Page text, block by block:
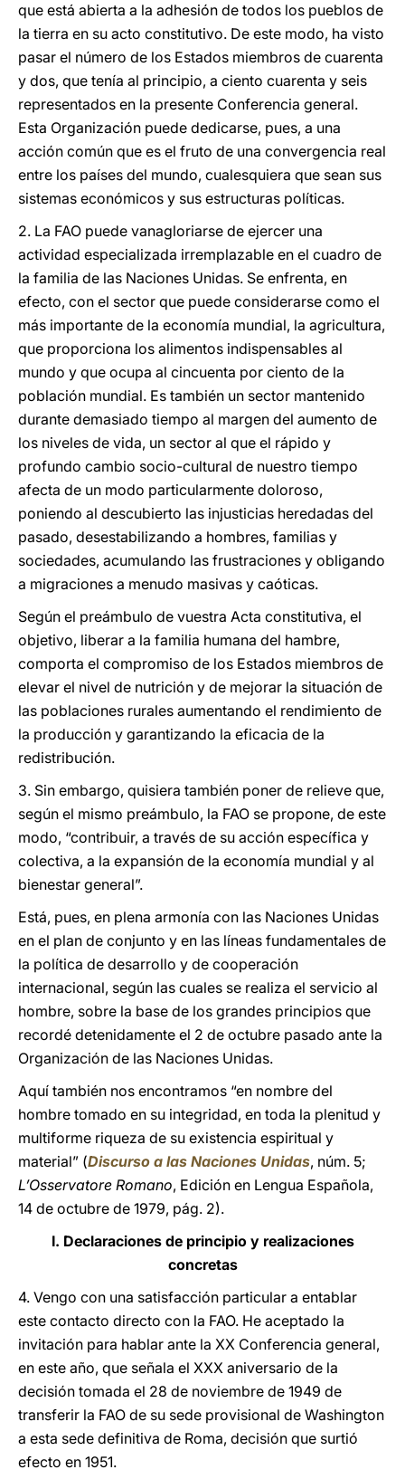
que está abierta a la adhesión de todos los pueblos de
la tierra en su acto constitutivo. De este modo, ha visto
pasar el número de los Estados miembros de cuarenta
y dos, que tenía al principio, a ciento cuarenta y seis
representados en la presente Conferencia general.
Esta Organización puede dedicarse, pues, a una
acción común que es el fruto de una convergencia real
entre los países del mundo, cualesquiera que sean sus
sistemas económicos y sus estructuras políticas.
2. La FAO puede vanagloriarse de ejercer una
actividad especializada irremplazable en el cuadro de
la familia de las Naciones Unidas. Se enfrenta, en
efecto, con el sector que puede considerarse como el
más importante de la economía mundial, la agricultura,
que proporciona los alimentos indispensables al
mundo y que ocupa al cincuenta por ciento de la
población mundial. Es también un sector mantenido
durante demasiado tiempo al margen del aumento de
los niveles de vida, un sector al que el rápido y
profundo cambio socio-cultural de nuestro tiempo
afecta de un modo particularmente doloroso,
poniendo al descubierto las injusticias heredadas del
pasado, desestabilizando a hombres, familias y
sociedades, acumulando las frustraciones y obligando
a migraciones a menudo masivas y caóticas.
Según el preámbulo de vuestra Acta constitutiva, el
objetivo, liberar a la familia humana del hambre,
comporta el compromiso de los Estados miembros de
elevar el nivel de nutrición y de mejorar la situación de
las poblaciones rurales aumentando el rendimiento de
la producción y garantizando la eficacia de la
redistribución.
3. Sin embargo, quisiera también poner de relieve que,
según el mismo preámbulo, la FAO se propone, de este
modo, “contribuir, a través de su acción específica y
colectiva, a la expansión de la economía mundial y al
bienestar general”.
Está, pues, en plena armonía con las Naciones Unidas
en el plan de conjunto y en las líneas fundamentales de
la política de desarrollo y de cooperación
internacional, según las cuales se realiza el servicio al
hombre, sobre la base de los grandes principios que
recordé detenidamente el 2 de octubre pasado ante la
Organización de las Naciones Unidas.
Aquí también nos encontramos “en nombre del
hombre tomado en su integridad, en toda la plenitud y
multiforme riqueza de su existencia espiritual y
material” (Discurso a las Naciones Unidas, núm. 5;
L’Osservatore Romano, Edición en Lengua Española,
14 de octubre de 1979, pág. 2).
I. Declaraciones de principio y realizaciones
concretas
4. Vengo con una satisfacción particular a entablar
este contacto directo con la FAO. He aceptado la
invitación para hablar ante la XX Conferencia general,
en este año, que señala el XXX aniversario de la
decisión tomada el 28 de noviembre de 1949 de
transferir la FAO de su sede provisional de Washington
a esta sede definitiva de Roma, decisión que surtió
efecto en 1951.